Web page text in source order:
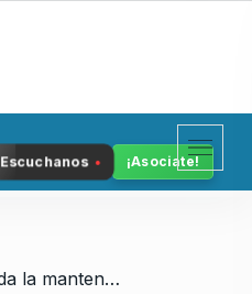
Escuchanos ¡Asociate!
/ Sandra Russo: «La agenda la mantenemos nosotros»